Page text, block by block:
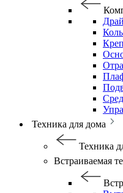
Техника для дома
Техника
Встраиваемая